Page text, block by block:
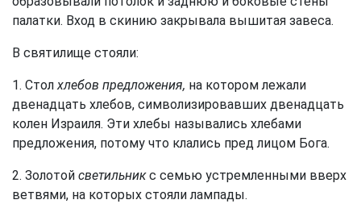
палатки. Вход в скинию закрывала вышитая завеса.
В святилище стояли:
1. Столхлебов предложения, на котором лежали
двенадцать хлебов, символизировавших двенадцать
колен Израиля. Эти хлебы назывались хлебами
предложения, потому что клались пред лицом Бога.
2. Золотой светильникс семью устремленными вверх
ветвями, на которых стояли лампады.